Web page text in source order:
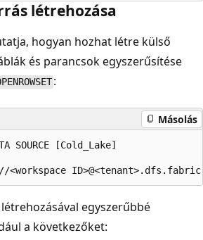
létrehozása
hogyan hozhat létre külső
és parancsok egyszerűsítése
:
Másolás
SOURCE [Cold_Lake]
egyszerűbbé
a következőket: